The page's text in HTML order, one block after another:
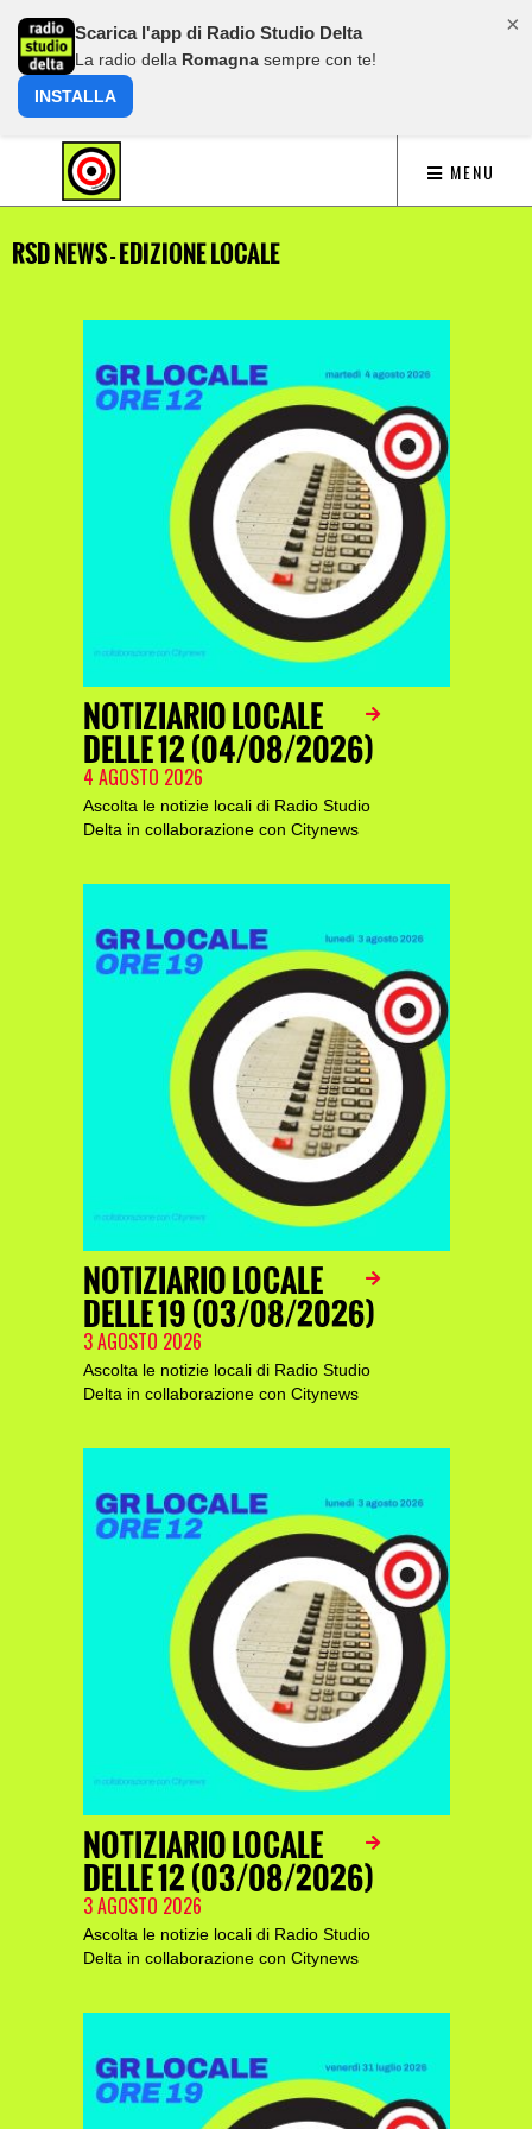
MENU
RSD NEWS - EDIZIONE LOCALE
NOTIZIARIO LOCALE
DELLE 12 (04/08/2026)
4 AGOSTO 2026
Ascolta le notizie locali di Radio Studio
Delta in collaborazione con Citynews
NOTIZIARIO LOCALE
DELLE 19 (03/08/2026)
3 AGOSTO 2026
Ascolta le notizie locali di Radio Studio
Delta in collaborazione con Citynews
NOTIZIARIO LOCALE
DELLE 12 (03/08/2026)
3 AGOSTO 2026
Ascolta le notizie locali di Radio Studio
Delta in collaborazione con Citynews
×
Scarica l'app di Radio Studio Delta
La radio della Romagna sempre con te!
INSTALLA